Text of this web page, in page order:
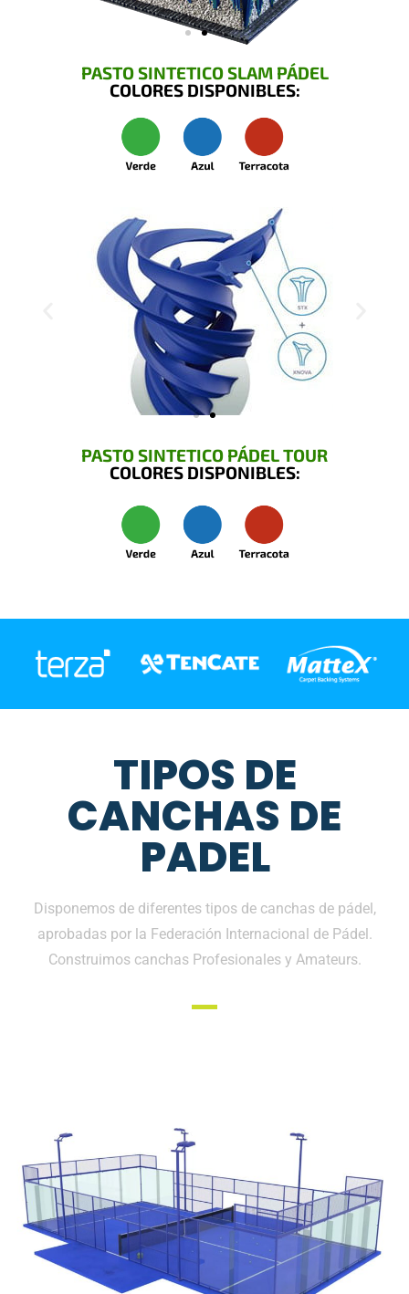
PASTO SINTETICO SLAM PÁDEL
COLORES DISPONIBLES:
PASTO SINTETICO PÁDEL TOUR
COLORES DISPONIBLES:
TIPOS DE
CANCHAS DE
PADEL
Disponemos de diferentes tipos de canchas de pádel,
aprobadas por la Federación Internacional de Pádel.
Construimos canchas Profesionales y Amateurs.